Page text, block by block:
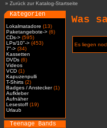
» Zurück zur Katalog-Startseite
Kategorien
Lokalmatadore (13)
Paketangebote-> (6)
CDs-> (595)
LPs/10"-> (453)
7"-> (34)
Kassetten
DVDs (6)
Videos
VCD (1)
Kapuzenpulli
T-Shirts (2)
Badges / Anstecker(1)
Aufkleber
Aufnäher
Lesestoff (19)
Urlaub
Teenage Bands
Was
Es liegen